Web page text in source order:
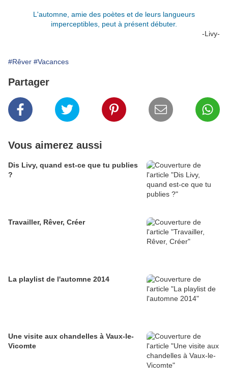
L'automne, amie des poètes et de leurs langueurs
imperceptibles, peut à présent débuter.
-Livy-
#Rêver #Vacances
Partager
Vous aimerez aussi
Dis Livy, quand est-ce que tu publies
?
Travailler, Rêver, Créer
La playlist de l'automne 2014
Une visite aux chandelles à Vaux-le-
Vicomte